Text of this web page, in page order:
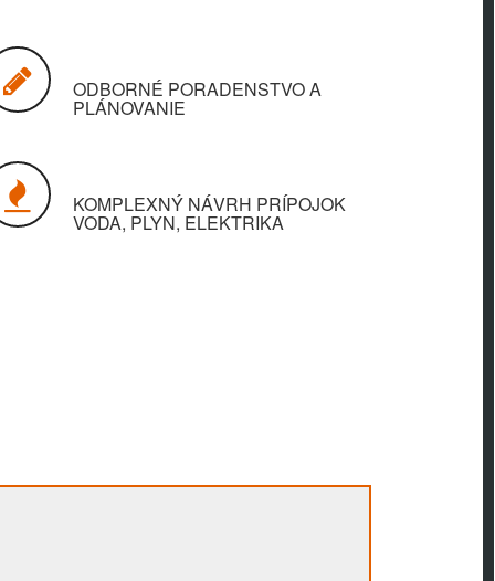
ODBORNÉ PORADENSTVO A
PLÁNOVANIE
KOMPLEXNÝ NÁVRH PRÍPOJOK
VODA, PLYN, ELEKTRIKA